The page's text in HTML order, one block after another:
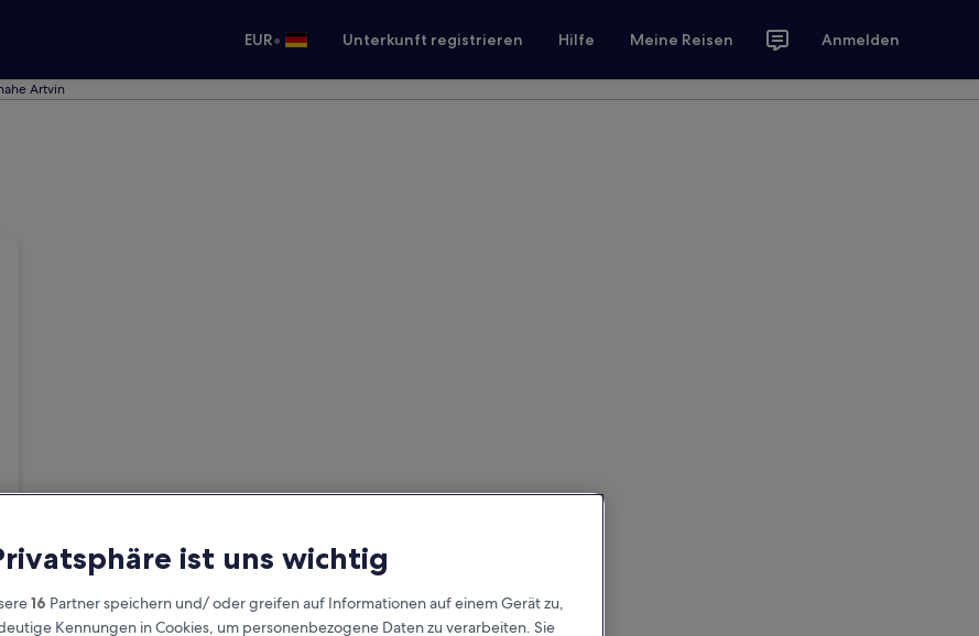
EUR• Unterkunft registrieren Hilfe Meine Reisen Anmelden
Artvin
ist uns wichtig
16 Partner speichern und/ oder greifen auf Informationen auf einem Gerät zu,
Kennungen in Cookies, um personenbezogene Daten zu verarbeiten. Sie